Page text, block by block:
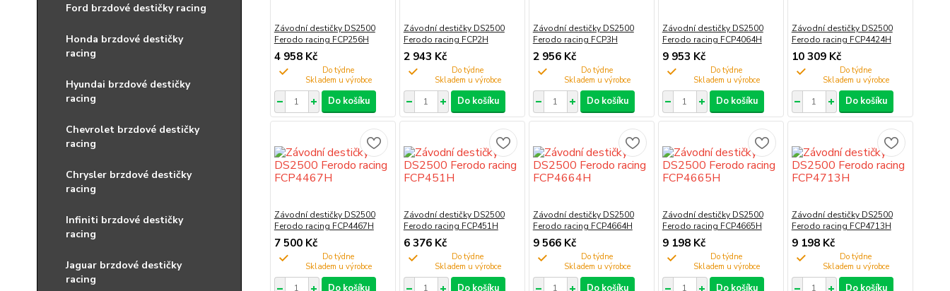
Ford brzdové destičky racing
Honda brzdové destičky
racing
Hyundai brzdové destičky
racing
Chevrolet brzdové destičky
racing
Chrysler brzdové destičky
racing
Infiniti brzdové destičky
racing
Jaguar brzdové destičky
racing
Závodní destičky DS2500
Ferodo racing FCP256H
4 958 Kč
Do týdne
Do košíku
Závodní destičky DS2500
Ferodo racing FCP2H
2 943 Kč
Do týdne
Do košíku
Závodní destičky DS2500
Ferodo racing FCP3H
2 956 Kč
Do týdne
Do košíku
Závodní destičky DS2500
Ferodo racing FCP4064H
9 953 Kč
Do týdne
Do košíku
Závodní destičky DS2500
Ferodo racing FCP4424H
10 309 Kč
Do týdne
Do košíku
Závodní destičky DS2500
Ferodo racing FCP4467H
7 500 Kč
Do týdne
Do košíku
Závodní destičky DS2500
Ferodo racing FCP451H
6 376 Kč
Do týdne
Do košíku
Závodní destičky DS2500
Ferodo racing FCP4664H
9 566 Kč
Do týdne
Do košíku
Závodní destičky DS2500
Ferodo racing FCP4665H
9 198 Kč
Do týdne
Do košíku
Závodní destičky DS2500
Ferodo racing FCP4713H
9 198 Kč
Do týdne
Do košíku